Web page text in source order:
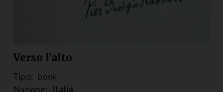
Verso l’alto
Tipo: book
Nazione: Italia